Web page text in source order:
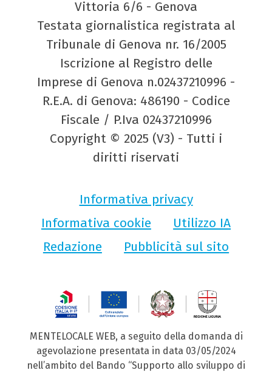
Vittoria 6/6 - Genova
Testata giornalistica registrata al
Tribunale di Genova nr. 16/2005
Iscrizione al Registro delle
Imprese di Genova n.02437210996 -
R.E.A. di Genova: 486190 - Codice
Fiscale / P.Iva 02437210996
Copyright © 2025 (V3) - Tutti i
diritti riservati
Informativa privacy
Informativa cookie
Utilizzo IA
Redazione
Pubblicità sul sito
MENTELOCALE WEB, a seguito della domanda di
agevolazione presentata in data 03/05/2024
nell’ambito del Bando “Supporto allo sviluppo di